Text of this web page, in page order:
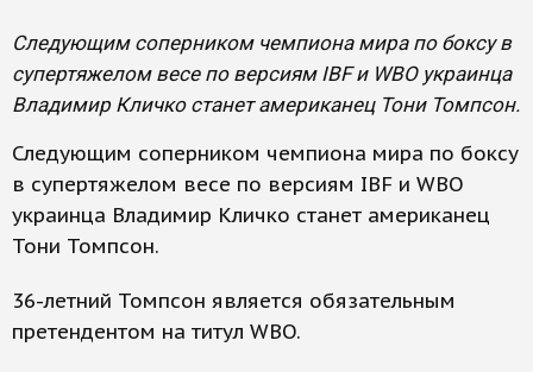
Следующим соперником чемпиона мира по боксу в
супертяжелом весе по версиям IBF и WBO украинца
Владимир Кличко станет американец Тони Томпсон.
Следующим соперником чемпиона мира по боксу
в супертяжелом весе по версиям IBF и WBO
украинца Владимир Кличко станет американец
Тони Томпсон.
36-летний Томпсон является обязательным
претендентом на титул WBO.